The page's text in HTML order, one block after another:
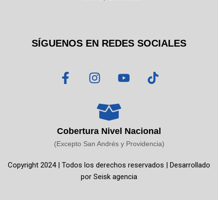
SÍGUENOS EN REDES SOCIALES
F
a
o
o
-
I
n
t
a
g
r
m
Y
o
b
e
T
i
k
Cobertura Nivel Nacional
(Excepto San Andrés y Providencia)
Copyright 2024 | Todos los derechos reservados | Desarrollado
por Seisk agencia